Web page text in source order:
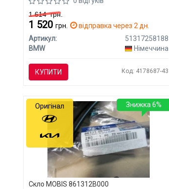
1 614грн.
1 520 грн.
відправка через 2 дн.
Артикул:
51317258188
BMW
Німеччина
КУПИТИ Код: 4178687-43
Скло MOBIS 861312B000
Знижка 6%
Оригінал